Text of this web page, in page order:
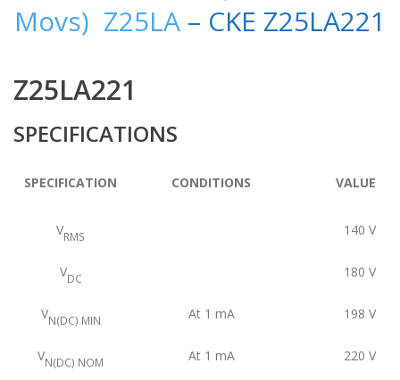
Movs) Z25LA – CKE Z25LA221
Z25LA221
SPECIFICATIONS
SPECIFICATION CONDITIONS VALUE
VRMS 140 V
VDC 180 V
VN(DC) MIN At 1 mA 198 V
VN(DC) NOM At 1 mA 220 V